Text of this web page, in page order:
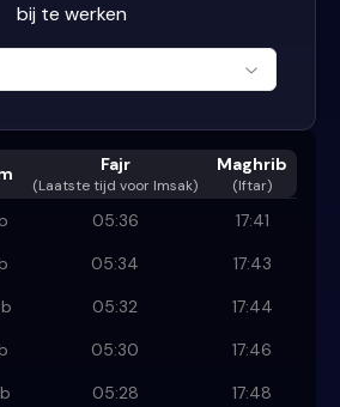
bij te werken
Fajr
(Laatste tijd voor Imsak)
Maghrib
(Iftar)
05:36
17:41
05:34
17:43
05:32
17:44
05:30
17:46
05:28
17:48